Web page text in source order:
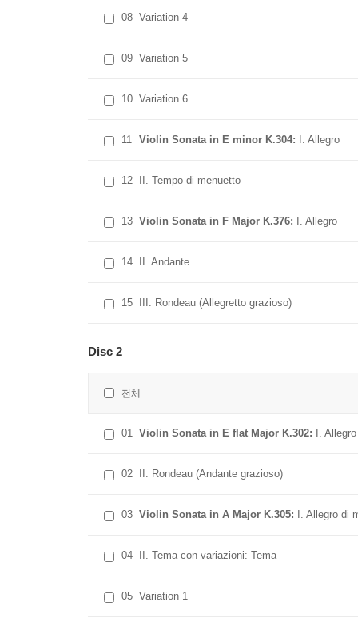
08 Variation 4
09 Variation 5
10 Variation 6
11 Violin Sonata in E minor K.304: I. Allegro
12 II. Tempo di menuetto
13 Violin Sonata in F Major K.376: I. Allegro
14 II. Andante
15 III. Rondeau (Allegretto grazioso)
Disc 2
전체
01 Violin Sonata in E flat Major K.302: I. Allegro
02 II. Rondeau (Andante grazioso)
03 Violin Sonata in A Major K.305: I. Allegro di
04 II. Tema con variazioni: Tema
05 Variation 1